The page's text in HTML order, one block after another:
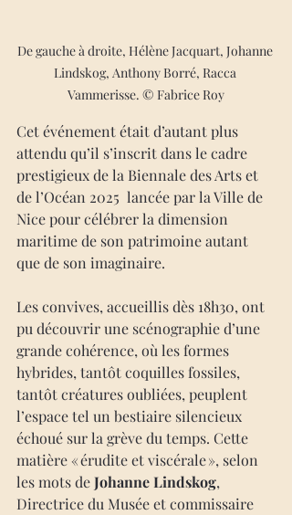
De gauche à droite, Hélène Jacquart, Johanne
Lindskog, Anthony Borré, Racca
Vammerisse. © Fabrice Roy
Cet événement était d’autant plus
attendu qu’il s’inscrit dans le cadre
prestigieux de la Biennale des Arts et
de l’Océan 2025  lancée par la Ville de
Nice pour célébrer la dimension
maritime de son patrimoine autant
que de son imaginaire.
Les convives, accueillis dès 18h30, ont
pu découvrir une scénographie d’une
grande cohérence, où les formes
hybrides, tantôt coquilles fossiles,
tantôt créatures oubliées, peuplent
l’espace tel un bestiaire silencieux
échoué sur la grève du temps. Cette
matière « érudite et viscérale », selon
les mots de Johanne Lindskog,
Directrice du Musée et commissaire